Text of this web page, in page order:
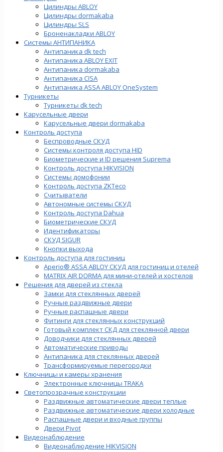
Цилиндры ABLOY
Цилиндры dormakaba
Цилиндры SLS
Броненакладки ABLOY
Системы АНТИПАНИКА
Антипаника dk tech
Антипаника ABLOY EXIT
Антипаника dormakaba
Антипаника СISA
Антипаника ASSA ABLOY OneSystem
Турникеты
Турникеты dk tech
Карусельные двери
Карусельные двери dormakaba
Контроль доступа
Беспроводные СКУД
Системы контроля доступа HID
Биометрические и ID решения Suprema
Контроль доступа HIKVISION
Системы домофонии
Контроль доступа ZKTeco
Считыватели
Автономные системы СКУД
Контроль доступа Dahua
Биометрические СКУД
Идентификаторы
СКУД SIGUR
Кнопки выхода
Контроль доступа для гостиниц
Aperio® ASSA ABLOY СКУД для гостиниц и отелей
MATRIX AIR DORMA для мини-отелей и хостелов
Решения для дверей из стекла
Замки для стеклянных дверей
Ручные раздвижные двери
Ручные распашные двери
Фитинги для стеклянных конструкций
Готовый комплект СКД для стеклянной двери
Доводчики для стеклянных дверей
Автоматические приводы
Антипаника для стеклянных дверей
Трансформируемые перегородки
Ключницы и камеры хранения
Электронные ключницы TRAKA
Светопрозрачные конструкции
Раздвижные автоматические двери теплые
Раздвижные автоматические двери холодные
Распашные двери и входные группы
Двери Pivot
Видеонаблюдение
Видеонаблюдение HIKVISION